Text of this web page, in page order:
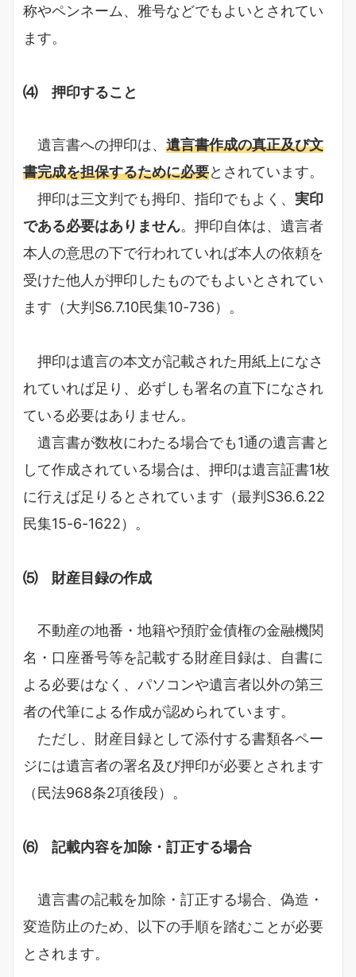
称やペンネーム、雅号などでもよいとされてい
ます。
⑷ 押印すること
遺言書への押印は、 遺言書作成の真正及び文
書完成を担保するために必要とされています。
押印は三文判でも拇印、指印でもよく、 実印
である必要はありません。押印自体は、遺言者
本人の意思の下で行われていれば本人の依頼を
受けた他人が押印したものでもよいとされてい
ます（大判S6.7.10民集10-736）。
押印は遺言の本文が記載された用紙上になさ
れていれば足り、必ずしも署名の直下になされ
ている必要はありません。
遺言書が数枚にわたる場合でも1通の遺言書と
して作成されている場合は、押印は遺言証書1枚
に行えば足りるとされています（最判S36.6.22
民集15-6-1622）。
⑸ 財産目録の作成
不動産の地番・地籍や預貯金債権の金融機関
名・口座番号等を記載する財産目録は、自書に
よる必要はなく、パソコンや遺言者以外の第三
者の代筆による作成が認められています。
ただし、財産目録として添付する書類各ペー
ジには遺言者の署名及び押印が必要とされます
（民法968条2項後段）。
⑹ 記載内容を加除・訂正する場合
遺言書の記載を加除・訂正する場合、偽造・
変造防止のため、以下の手順を踏むことが必要
とされます。